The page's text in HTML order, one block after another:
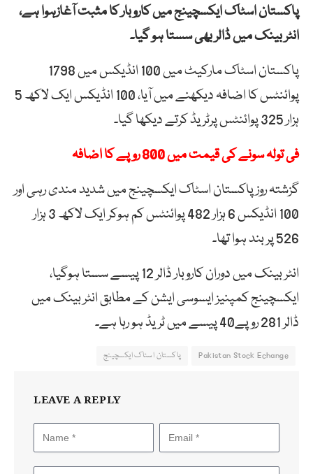
پاکستان اسٹاک ایکسچینج میں کاروبار کا مثبت آغازہوا ہے،
انٹر بینک میں ڈالر بھی سستا ہو گیا۔
پاکستان اسٹاک مارکیٹ میں 100 انڈیکس میں 1798
پوائنٹس کا اضافہ دیکھنے میں آیا، 100 انڈیکس ایک لاکھ 5
ہزار 325 پوائنٹس پرٹریڈ کرتے دیکھا گیا۔
فی تولہ سونے کی قیمت میں 800 روپے کا اضافہ
گزشتہ روز پاکستان اسٹاک ایکسچینج میں شدید مندی رہی اور
100 انڈیکس 6 ہزار 482 پوائنٹس کم ہوکر ایک لاکھ 3 ہزار
526 پر بند ہوا تھا۔
انٹر بینک میں دوران کاروبار ڈالر 12 پیسے سستا ہوگیا،
ایکسچینج کمپنیز ایسوسی ایشن کے مطابق انٹر بینک میں
ڈالر 281 روپے40 پیسے میں ٹریڈ ہو رہا ہے۔
Pakistan Stock Echange پاکستان اسٹاک ایکسچینج
LEAVE A REPLY